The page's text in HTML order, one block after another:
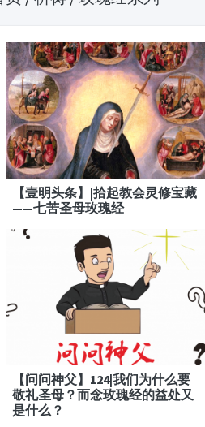
【壹明头条】|拾起教会灵修宝藏
——七苦圣母玫瑰经
【问问神父】124|我们为什么要
敬礼圣母？而念玫瑰经的益处又
是什么？